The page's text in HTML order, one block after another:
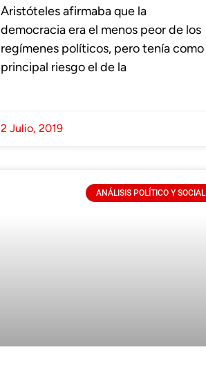
Aristóteles afirmaba que la
democracia era el menos peor de los
regímenes políticos, pero tenía como
principal riesgo el de la
2 Julio, 2019
ANÁLISIS POLÍTICO Y SOCIAL